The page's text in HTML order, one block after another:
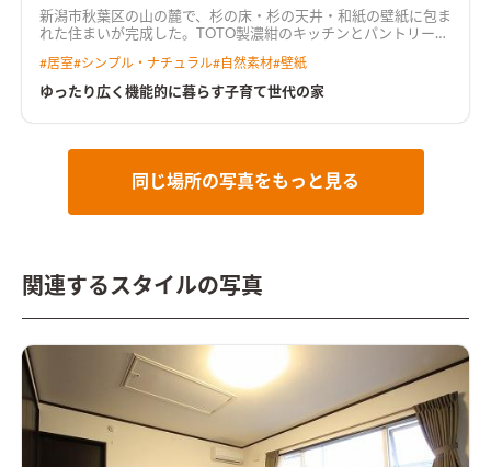
新潟市秋葉区の山の麓で、杉の床・杉の天井・和紙の壁紙に包ま
れた住まいが完成した。TOTO製濃紺のキッチンとパントリー、
を開け放てばLDKと一体で24帖になり解放感に溢れる空間。WA
KURASでもUA値0.51W/m2K、BEI：0.70（30%削減）の5つ星
とハード性能も高く省エネに暮らせる。 環境になじむ外観と将
れからのこの住まいの成長が楽しみだ。
#居室#シンプル・ナチュラル#自然素材#壁紙
ゆったり広く機能的に暮らす子育て世代の家
同じ場所の写真をもっと見る
関連するスタイルの写真